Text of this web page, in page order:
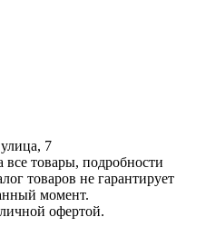
7
все товары, подробности
товаров не гарантирует
момент.
офертой.